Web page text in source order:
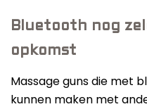
Bluetooth nog
opkomst
Massage guns die met
kunnen maken met